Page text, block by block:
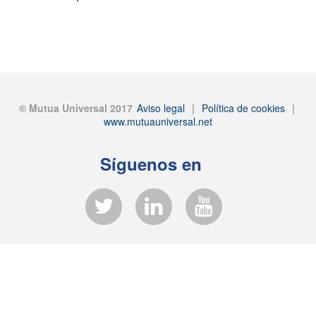
© Mutua Universal 2017 Aviso legal | Política de cookies |
www.mutuauniversal.net
Síguenos en